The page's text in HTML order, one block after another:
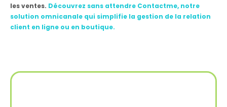
les ventes. Découvrez sans attendre Contactme, notre
solution omnicanale qui simplifie la gestion de la relation
client en ligne ou en boutique.